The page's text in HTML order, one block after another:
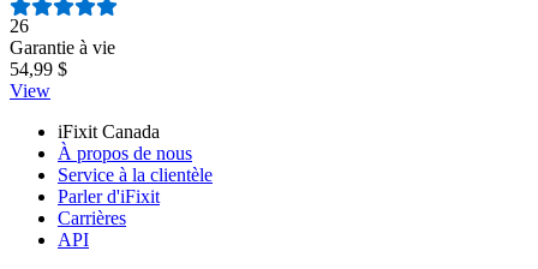
Nombre d'avis :
26
Garantie à vie
54,99 $
View
iFixit Canada
À propos de nous
Service à la clientèle
Parler d'iFixit
Carrières
API